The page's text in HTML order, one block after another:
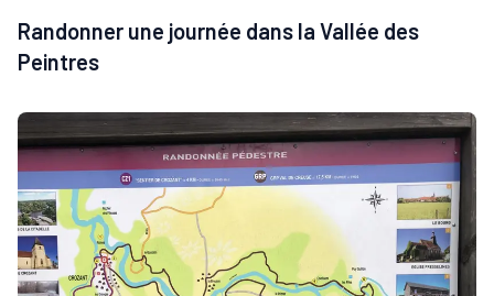
Randonner une journée dans la Vallée des
Peintres